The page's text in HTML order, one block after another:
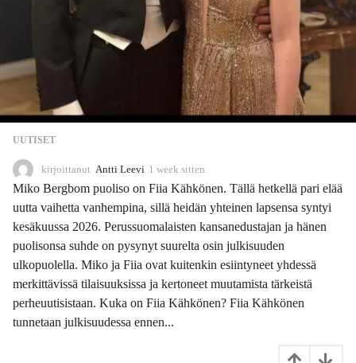
UUTISET
kirjoittanut Antti Leevi 1 week sitten
w
e
k
s
t
e
Miko Bergbom puoliso on Fiia Kähkönen. Tällä hetkellä pari elää
uutta vaihetta vanhempina, sillä heidän yhteinen lapsensa syntyi
kesäkuussa 2026. Perussuomalaisten kansanedustajan ja hänen
puolisonsa suhde on pysynyt suurelta osin julkisuuden
ulkopuolella. Miko ja Fiia ovat kuitenkin esiintyneet yhdessä
merkittävissä tilaisuuksissa ja kertoneet muutamista tärkeistä
perheuutisistaan. Kuka on Fiia Kähkönen? Fiia Kähkönen
tunnetaan julkisuudessa ennen...